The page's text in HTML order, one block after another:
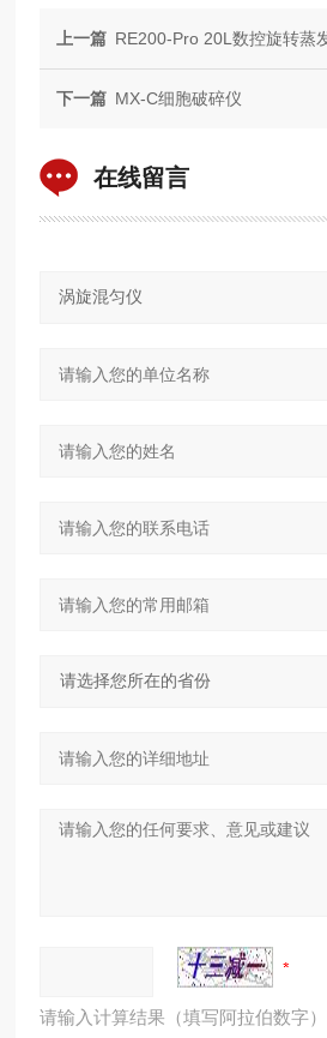
上一篇 RE200-Pro 20L数控旋转蒸
下一篇 MX-C细胞破碎仪
在线留言
请输入计算结果（填写阿拉伯数字